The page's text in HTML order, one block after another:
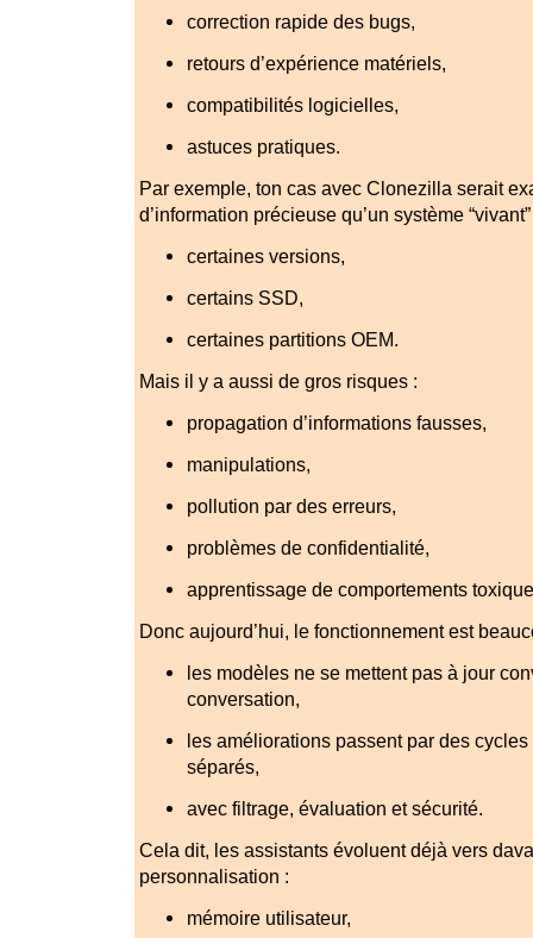
correction rapide des bugs,
retours d’expérience matériels,
compatibilités logicielles,
astuces pratiques.
Par exemple, ton cas avec Clonezilla serait
d’information précieuse qu’un système
certaines versions,
certains SSD,
certaines partitions OEM.
Mais il y a aussi de gros risques :
propagation d’informations fausses,
manipulations,
pollution par des erreurs,
problèmes de confidentialité,
apprentissage de comportements
Donc aujourd’hui, le fonctionnement est
les modèles ne se mettent pas à jour
conversation,
les améliorations passent par des cycles
séparés,
avec filtrage, évaluation et sécurité.
Cela dit, les assistants évoluent déjà vers
personnalisation :
mémoire utilisateur,